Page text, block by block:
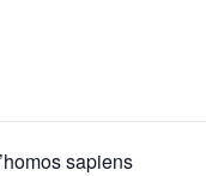
sapiens